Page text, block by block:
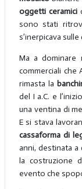
oggetti ceramici
sono stati
s’inerpicava sulle
Ma a
commerciali che
rimasta la
del I a.C. e
una ventina di
E si stava
cassaforma di
anni, destinata
la costruzione
evento che